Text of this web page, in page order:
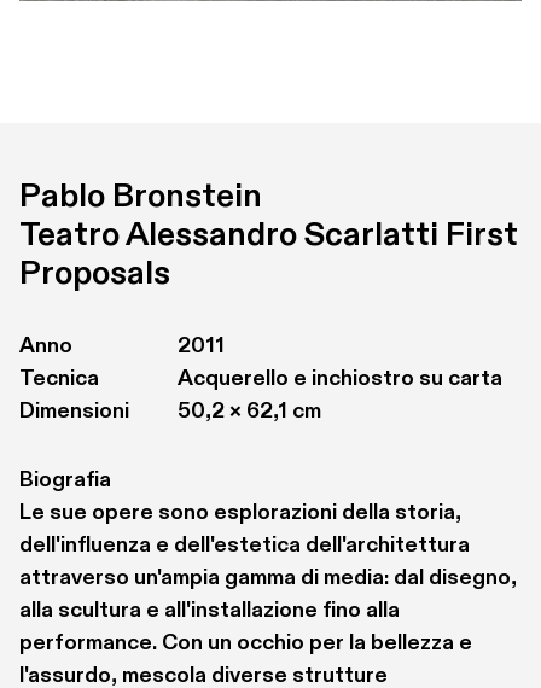
Pablo Bronstein
Teatro Alessandro Scarlatti First
Proposals
Anno
2011
Tecnica
Acquerello e inchiostro su carta
Dimensioni
50,2 × 62,1 cm
Biografia
Le sue opere sono esplorazioni della storia,
dell'influenza e dell'estetica dell'architettura
attraverso un'ampia gamma di media: dal disegno,
alla scultura e all'installazione fino alla
performance. Con un occhio per la bellezza e
l'assurdo, mescola diverse strutture